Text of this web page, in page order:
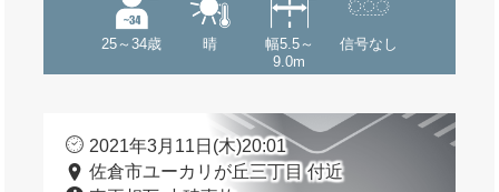
25～34歳 晴
幅5.5～
9.0m
信号なし
2021年3月11日(木)20:01
佐倉市ユーカリが丘三丁目 付近